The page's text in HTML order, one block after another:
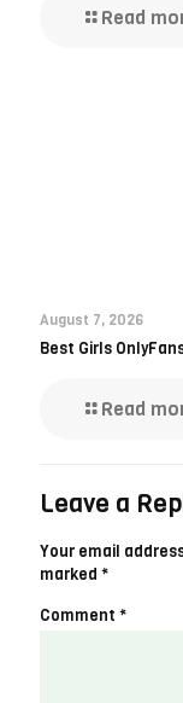
Read
August 7, 2026
Best Girls
Read
Leave a
Your email
marked *
Comment *